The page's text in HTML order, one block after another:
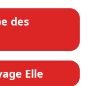
des
Elle